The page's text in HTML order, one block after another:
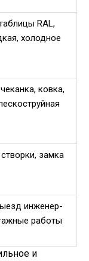
RAL,
холодное
ковка,
замка
инженер-
работы
и